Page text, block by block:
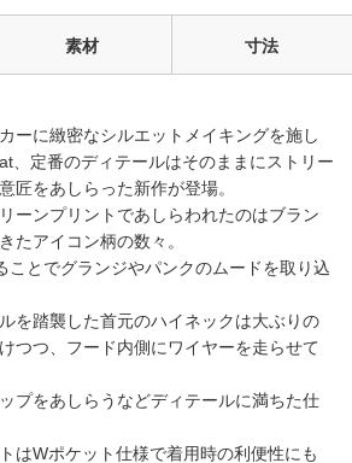
素材 寸法
ーに緻密なシルエットメイキングを施し
、定番のディテールはそのままにストリー
匠をあしらった新作が登場。
ーンプリントであしらわれたのはブラン
たアイコン柄の数々。
ことでグランジやパンクのムードを取り込
を踏襲した首元のハイネックは大ぶりの
つつ、フード内側にワイヤーを走らせて
プをあしらうなどディテールに満ちた仕
はWポケット仕様で着用時の利便性にも